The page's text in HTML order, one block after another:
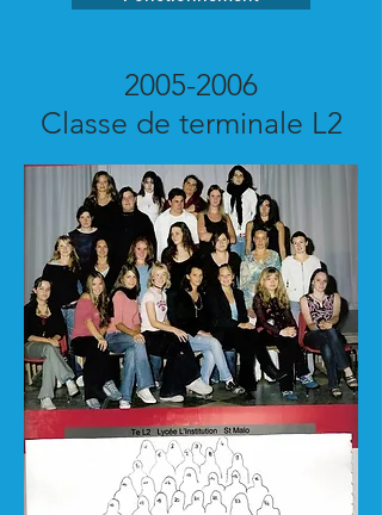
2005-2006
Classe de terminale L2